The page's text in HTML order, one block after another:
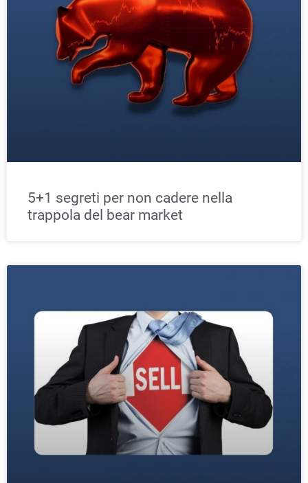
5+1 segreti per non cadere nella
trappola del bear market